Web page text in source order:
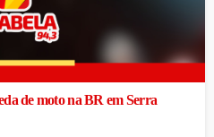
de moto na BR em Serra